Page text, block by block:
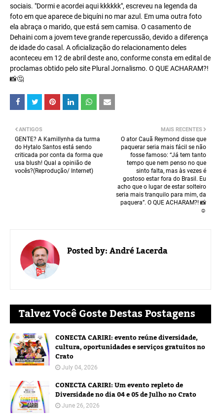
sociais. "Dormi e acordei aqui kkkkkk", escreveu na legenda da
foto em que aparece de biquíni no mar azul. Em uma outra foto
ela abraça o marido, que está sem camisa. O casamento de
Dehaini com a jovem teve grande repercussão, devido a diferença
de idade do casal. A oficialização do relacionamento deles
aconteceu em 12 de abril deste ano, conforme consta em edital de
proclamas obtido pelo site Plural Jornalismo. O QUE ACHARAM?!
📸🤔
MAIS RECENTES
O ator Cauã Reymond disse que
paquerar seria mais fácil se não
fosse famoso: “Já tem tanto
tempo que nem penso no que
sinto falta, mas às vezes é
gostoso estar fora do Brasil. Eu
acho que o lugar de estar solteiro
seria mais tranquilo para mim, da
paquera”. O QUE ACHARAM?! 📸
☺️
ANTIGOS
GENTE? A Kamillynha da turma
do Hytalo Santos está sendo
criticada por conta da forma que
usa blush! Qual a opinião de
vocês?(Reprodução/ Internet)
Posted by:André Lacerda
Talvez Você Goste Destas Postagens
CONECTA CARIRI: evento reúne diversidade,
cultura, oportunidades e serviços gratuitos no
Crato
July 04, 2026
CONECTA CARIRI: Um evento repleto de
Diversidade no dia 04 e 05 de Julho no Crato
June 26, 2026